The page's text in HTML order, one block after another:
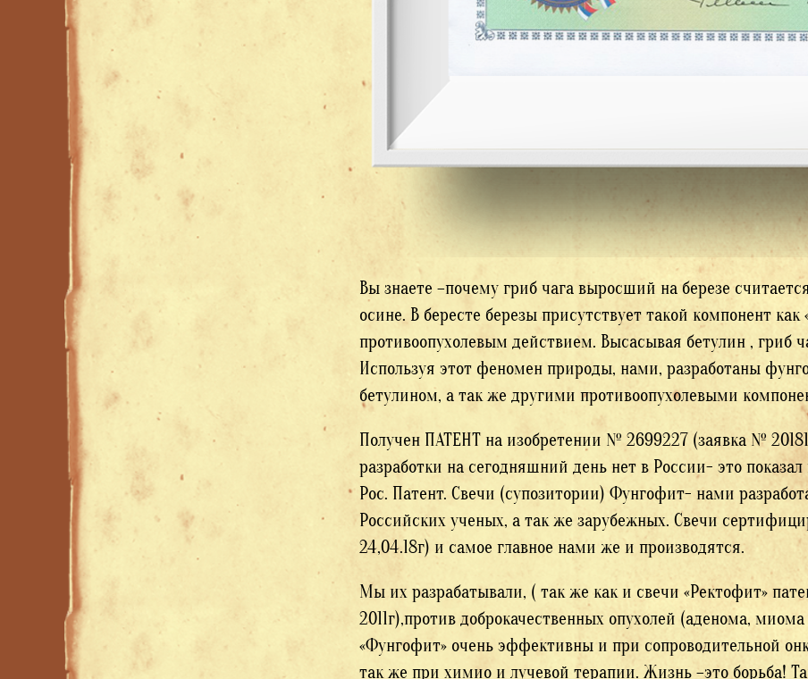
Вы знаете –почему гриб чага выросший на березе
осине. В бересте березы присутствует такой компонент как
противоопухолевым действием. Высасывая бетулин , гриб
Используя этот феномен природы, нами, разработаны
бетулином, а так же другими противоопухолевыми
Получен ПАТЕНТ на изобретении № 2699227 (заявка №
разработки на сегодняшний день нет в России- это
Рос. Патент. Свечи (супозитории) Фунгофит- нами
Российских ученых, а так же зарубежных. Свечи
24,04.18г) и самое главное нами же и производятся.
Мы их разрабатывали, ( так же как и свечи «Ректофит»
2011г),против доброкачественных опухолей (аденома,
«Фунгофит» очень эффективны и при сопроводительной
так же при химио и лучевой терапии. Жизнь –это борьба!